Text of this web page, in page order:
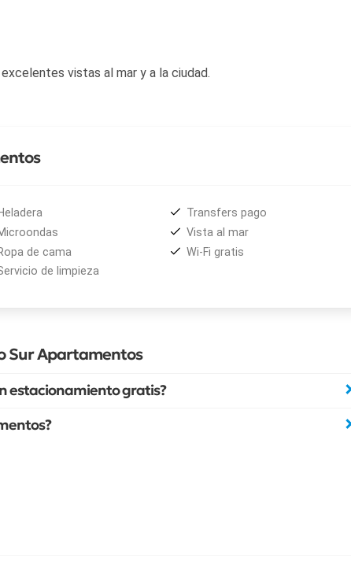
vistas al mar y a la ciudad.
de cama
de limpieza
Transfers pago
Vista al mar
Wi-Fi gratis
Sur Apartamentos
estacionamiento gratis?